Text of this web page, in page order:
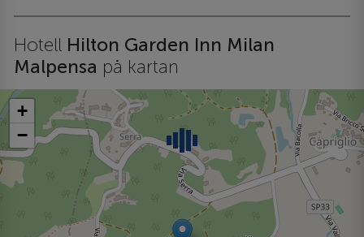
Hotell Hilton Garden Inn Milan
Malpensa på kartan
+
−